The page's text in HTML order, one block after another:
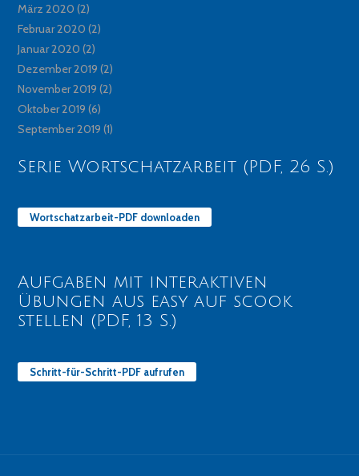
März 2020 (2)
Februar 2020 (2)
Januar 2020 (2)
Dezember 2019 (2)
November 2019 (2)
Oktober 2019 (6)
September 2019 (1)
Serie Wortschatzarbeit (PDF, 26 S.)
Wortschatzarbeit-PDF downloaden
Aufgaben mit interaktiven
Übungen aus easy auf scook
stellen (PDF, 13 S.)
Schritt-für-Schritt-PDF aufrufen